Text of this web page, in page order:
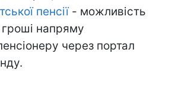
пенсії- можливість
напряму
через портал